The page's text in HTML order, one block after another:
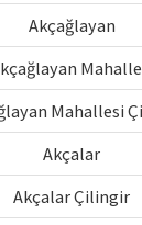
Akçağlayan
Mahallesi
Akçalar
Akçalar Çilingir